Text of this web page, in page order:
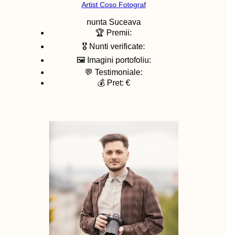
Artist Coso Fotograf
nunta Suceava
🏆 Premii:
🎖️ Nunti verificate:
🖼️ Imagini portofoliu:
💬 Testimoniale:
💰 Pret: €